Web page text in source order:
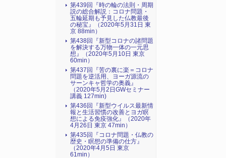
第439回『時の輪の法則・周期
説の総合解説：コロナ問題・
五輪延期も予見した仏教最後
の秘宝』（2020年5月31日 東
京 88min）
第438回『新型コロナの諸問題
を解決する万物一体の一元思
想』（2020年5月10日 東京
60min）
第437回『苦の裏に楽＝コロナ
問題を逆活用、ヨーガ源流の
サーンキャ哲学の奥義』
（2020年5月2日GWセミナー
講義 127min)
第436回『新型ウイルス最新情
報と生活習慣の改善とヨガ瞑
想による免疫強化』（2020年
4月26日 東京 47min）
第435回『コロナ問題・仏教の
歴史・瞑想の準備の仕方』
（2020年4月5日 東京
61min）